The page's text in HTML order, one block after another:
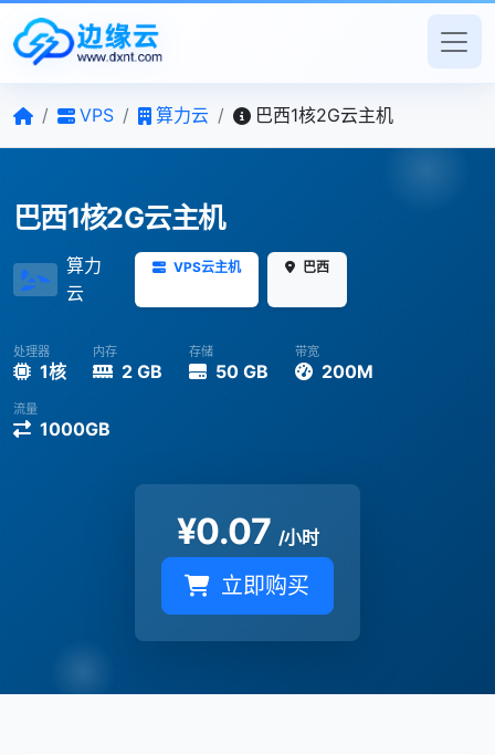
/ VPS / 算力云 / 巴西1核2G云主机
巴西1核2G云主机
算力
云
VPS云主机 巴西
处理器
1核
内存
2 GB
存储
50 GB
带宽
200M
流量
1000GB
¥0.07 /小时
立即购买